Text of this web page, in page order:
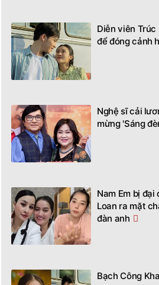
Diễn viên
để đóng cảnh
Nghệ sĩ cải
mừng 'Sáng
Nam Em bị
Loan ra mặt
đàn anh
Bạch Công